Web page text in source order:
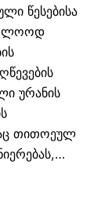
წესებისა
ურანის
თითოეულ